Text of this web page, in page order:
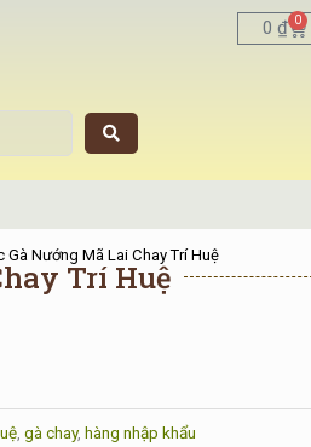
0 ₫ 0
Cart
Gà Nướng Mã Lai Chay Trí Huệ
Trí Huệ
gà chay, hàng nhập khẩu